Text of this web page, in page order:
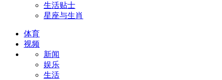
生活贴士
星座与生肖
体育
视频
新闻
娱乐
生活